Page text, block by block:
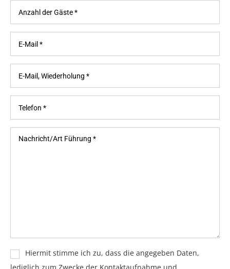
Hiermit stimme ich zu, dass die angegeben Daten,